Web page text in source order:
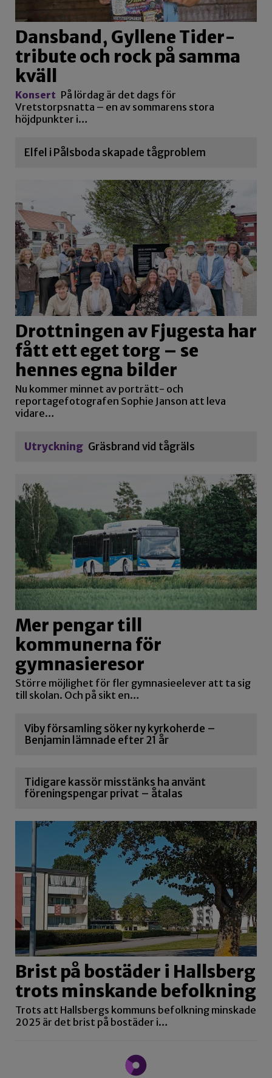
Dansband, Gyllene Tider-
tribute och rock på samma
kväll
Konsert På lördag är det dags för
Vretstorpsnatta – en av sommarens stora
höjdpunkter i…
Elfel i Pålsboda skapade tågproblem
Drottningen av Fjugesta har
fått ett eget torg – se
hennes egna bilder
Nu kommer minnet av porträtt- och
reportagefotografen Sophie Janson att leva
vidare…
Utryckning Gräsbrand vid tågräls
Mer pengar till
kommunerna för
gymnasieresor
Större möjlighet för fler gymnasieelever att ta sig
till skolan. Och på sikt en…
Viby församling söker ny kyrkoherde –
Benjamin lämnade efter 21 år
Tidigare kassör misstänks ha använt
föreningspengar privat – åtalas
Brist på bostäder i Hallsberg
trots minskande befolkning
Trots att Hallsbergs kommuns befolkning minskade
2025 är det brist på bostäder i…